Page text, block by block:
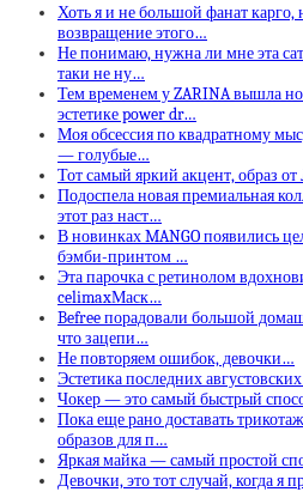
Хоть я и не большой фанат карго,
возвращение этого…
Не понимаю, нужна ли мне эта
таки не ну…
Тем временем у ZARINA вышла
эстетике power dr…
Моя обсессия по квадратному
— голубые…
Тот самый яркий акцент, образ
Подоспела новая премиальная
этот раз наст…
В новинках MANGO появились
бэмби-принтом …
Эта парочка с ретинолом
celimaxМаск…
Befree порадовали большой
что зацепи…
Не повторяем ошибок, девочки…
Эстетика последних
Чокер — это самый быстрый
Пока еще рано доставать
образов для п…
Яркая майка — самый простой
Девочки, это тот случай, когда я